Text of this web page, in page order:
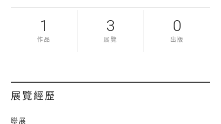
這種雙中心模式連結了地方與城市場域，提供創作、展覽與
交流的多重機會。宜蘭的環境鼓勵沉浸式研究與製作，而台
北則透過其豐富的文化資源與國際網絡，讓藝術家與全球對
關係，促進本地與全球對話，並深化藝術創新與教育之間的
連結。
1
作品
3
展覽
0
出版
展覽經歷
聯展